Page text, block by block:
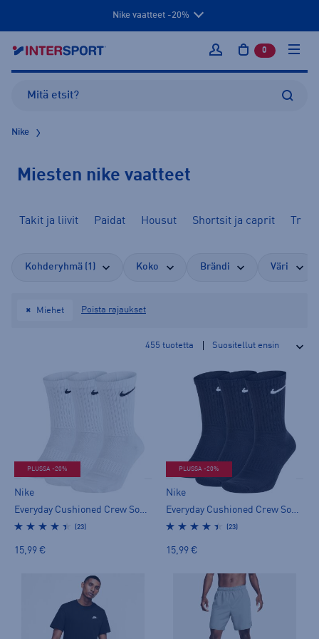
Nike vaatteet -20%
Kirjaudu sisään
0 tuotetta
Nike
Miesten nike vaatteet
Takit ja liivit Paidat Housut Shortsit ja caprit
Kohderyhmä (1) Koko Brändi Väri
✖ Miehet Poista rajaukset
455 tuotetta
PLUSSA -20%
Nike
(23)
15,99 €
PLUSSA -20%
Nike
(23)
15,99 €